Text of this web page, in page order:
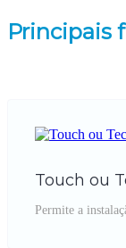
Principais
Touch ou
Permite a